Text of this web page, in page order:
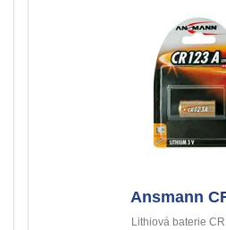
Ansmann
Lithiová baterie